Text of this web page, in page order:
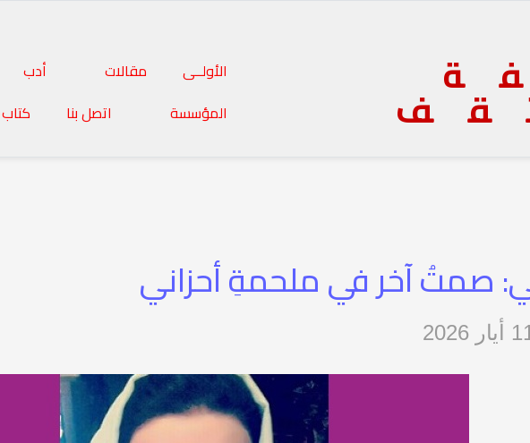
الأولــى مقالات أدب
المؤسسة
اتصل بنا
صمتُ آخر في ملحمةِ أحزاني
2026